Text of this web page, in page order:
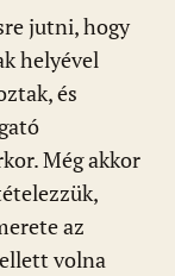
jutni, hogy
helyével
és
Még akkor
az
volna